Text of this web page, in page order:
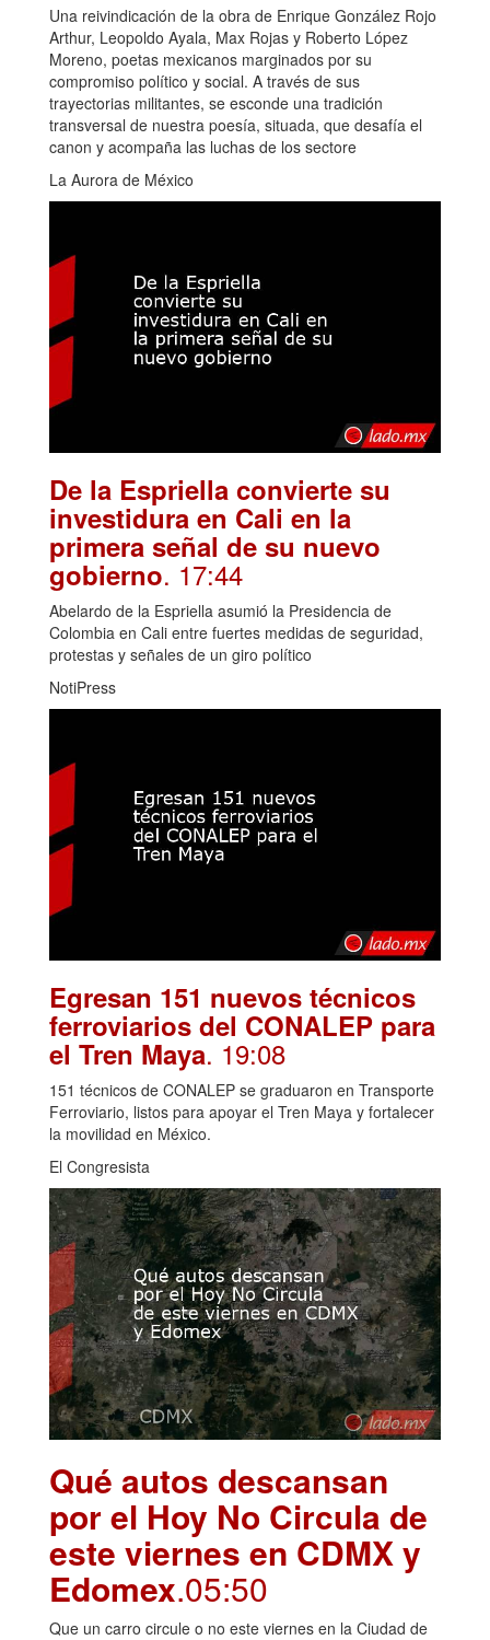
Una reivindicación de la obra de Enrique González Rojo
Arthur, Leopoldo Ayala, Max Rojas y Roberto López
Moreno, poetas mexicanos marginados por su
compromiso político y social. A través de sus
trayectorias militantes, se esconde una tradición
transversal de nuestra poesía, situada, que desafía el
canon y acompaña las luchas de los sectore
La Aurora de México
De la Espriella convierte su
investidura en Cali en la
primera señal de su nuevo
gobierno. 17:44
Abelardo de la Espriella asumió la Presidencia de
Colombia en Cali entre fuertes medidas de seguridad,
protestas y señales de un giro político
NotiPress
Egresan 151 nuevos técnicos
ferroviarios del CONALEP para
el Tren Maya. 19:08
151 técnicos de CONALEP se graduaron en Transporte
Ferroviario, listos para apoyar el Tren Maya y fortalecer
la movilidad en México.
El Congresista
Qué autos descansan
por el Hoy No Circula de
este viernes en CDMX y
Edomex.05:50
Que un carro circule o no este viernes en la Ciudad de